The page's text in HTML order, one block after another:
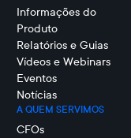
Informações do
Produto
Relatórios e Guias
Vídeos e Webinars
Eventos
Notícias
A QUEM SERVIMOS
CFOs